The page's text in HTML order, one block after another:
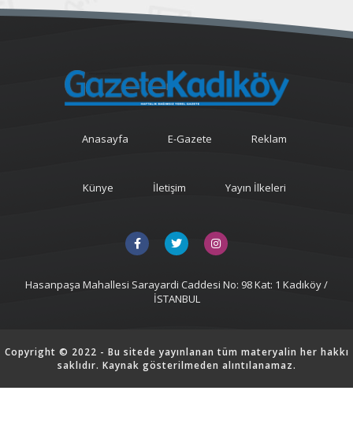
Anasayfa E-Gazete Reklam
Künye İletişim Yayın İlkeleri
Hasanpaşa Mahallesi Sarayardi Caddesi No: 98 Kat: 1 Kadıköy /
İSTANBUL
Copyright © 2022 - Bu sitede yayınlanan tüm materyalin her hakkı
saklıdır. Kaynak gösterilmeden alıntılanamaz.